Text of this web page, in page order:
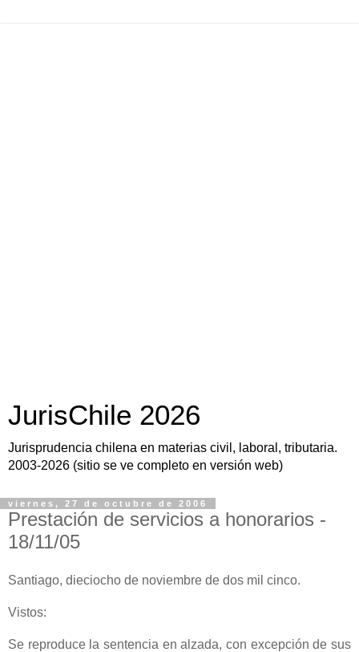
JurisChile 2026
Jurisprudencia chilena en materias civil, laboral, tributaria.
2003-2026 (sitio se ve completo en versión web)
viernes, 27 de octubre de 2006
Prestación de servicios a honorarios -
18/11/05
Santiago, dieciocho de noviembre de dos mil cinco.
Vistos:
Se reproduce la sentencia en alzada, con excepción de sus